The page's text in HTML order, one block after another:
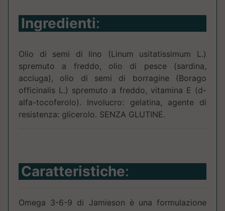
Ingredienti:
Olio di semi di lino (Linum usitatissimum L.)
spremuto a freddo, olio di pesce (sardina,
acciuga), olio di semi di borragine (Borago
officinalis L.) spremuto a freddo, vitamina E (d-
alfa-tocoferolo). Involucro: gelatina, agente di
resistenza: glicerolo. SENZA GLUTINE.
Caratteristiche:
Omega 3-6-9 di Jamieson è una formulazione